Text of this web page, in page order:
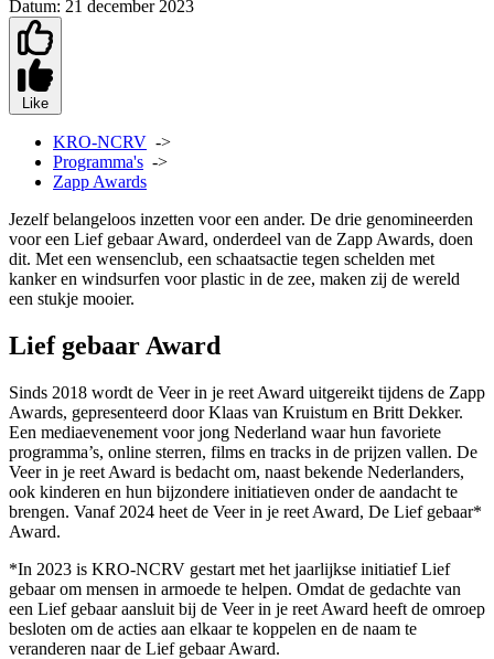
Datum: 21 december 2023
Like
KRO-NCRV ->
Programma's ->
Zapp Awards
Jezelf belangeloos inzetten voor een ander. De drie genomineerden
voor een Lief gebaar Award, onderdeel van de Zapp Awards, doen
dit. Met een wensenclub, een schaatsactie tegen schelden met
kanker en windsurfen voor plastic in de zee, maken zij de wereld
een stukje mooier.
Lief gebaar Award
Sinds 2018 wordt de Veer in je reet Award uitgereikt tijdens de Zapp
Awards, gepresenteerd door Klaas van Kruistum en Britt Dekker.
Een mediaevenement voor jong Nederland waar hun favoriete
programma’s, online sterren, films en tracks in de prijzen vallen. De
Veer in je reet Award is bedacht om, naast bekende Nederlanders,
ook kinderen en hun bijzondere initiatieven onder de aandacht te
brengen. Vanaf 2024 heet de Veer in je reet Award, De Lief gebaar*
Award.
*In 2023 is KRO-NCRV gestart met het jaarlijkse initiatief Lief
gebaar om mensen in armoede te helpen. Omdat de gedachte van
een Lief gebaar aansluit bij de Veer in je reet Award heeft de omroep
besloten om de acties aan elkaar te koppelen en de naam te
veranderen naar de Lief gebaar Award.